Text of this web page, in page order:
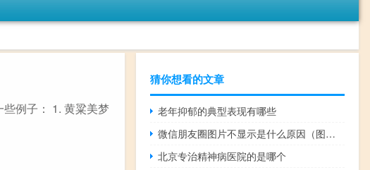
例子： 1. 黄粱美梦
猜你想看的文章
老年抑郁的典型表现有哪些
微信朋友圈图片不显示是什么原因（图片不显示是什么原因）
北京专治精神病医院的是哪个